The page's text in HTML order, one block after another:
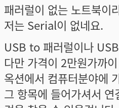
패러럴이 없는 노트북이
저는 Serial이 없네요.
USB to 패러럴이나
다만 가격이 2만원가까
옥션에서 컴퓨터분야에
그 항목에 들어가셔서